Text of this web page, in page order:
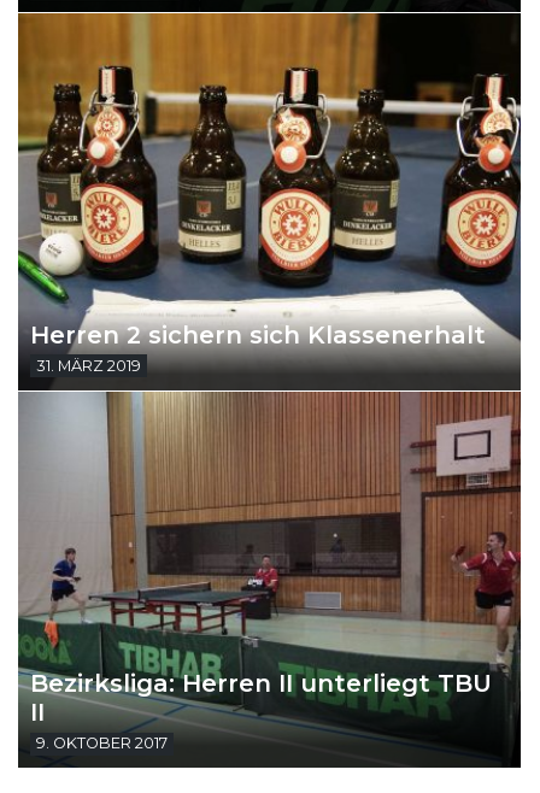
Herren 2 sichern sich Klassenerhalt
31. MÄRZ 2019
Bezirksliga: Herren II unterliegt TBU
II
9. OKTOBER 2017